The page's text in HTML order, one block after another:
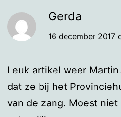
Gerda
16 december 2017
Leuk artikel weer
dat ze bij het
van de zang. Moest niet